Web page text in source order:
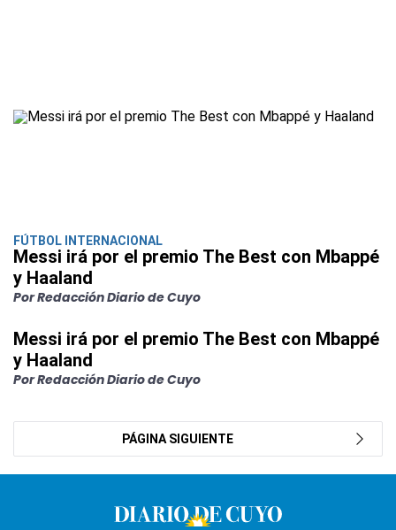
FÚTBOL INTERNACIONAL
Messi irá por el premio The Best con Mbappé
y Haaland
Por Redacción Diario de Cuyo
Messi irá por el premio The Best con Mbappé
y Haaland
Por Redacción Diario de Cuyo
PÁGINA SIGUIENTE